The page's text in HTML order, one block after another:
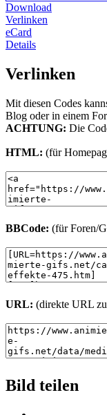
Download
Verlinken
eCard
Details
Verlinken
Mit diesen Codes
Blog oder in einem
ACHTUNG: Die
HTML: (für
BBCode: (für Foren/
URL: (direkte URL
Bild teilen